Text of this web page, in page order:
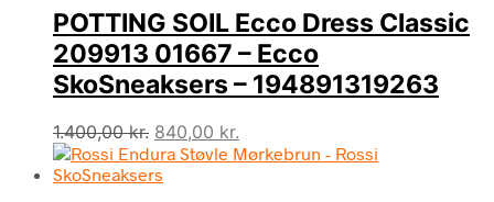
POTTING SOIL Ecco Dress Classic
209913 01667 – Ecco
SkoSneaksers – 194891319263
1.400,00kr. Den
oprindelige
pris
840,00 kr.
aktuelle